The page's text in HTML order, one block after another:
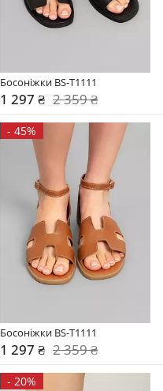
Босоніжки BS-T1111
1 297 ₴ 2 359 ₴
- 45%
Босоніжки BS-T1111
1 297 ₴ 2 359 ₴
- 20%